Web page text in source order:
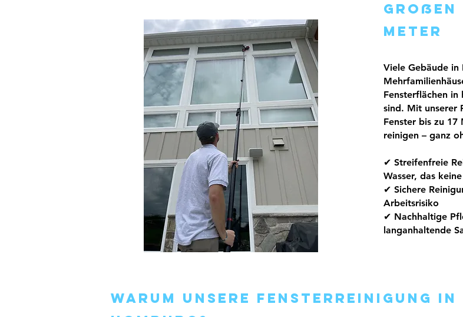
großen
Meter
Viele Gebäude in
Fensterflächen
sind. Mit unserer
Fenster bis zu
reinigen – ganz
✔ Streifenfreie
Wasser, das
✔ Sichere
Arbeitsrisiko
✔ Nachhaltige
langanhaltende
Warum unsere Fensterreinigung in